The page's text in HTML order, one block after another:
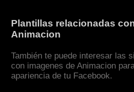
Plantillas relacionadas
Animacion
También te puede interesar las
con imagenes de Animacion
apariencia de tu Facebook.